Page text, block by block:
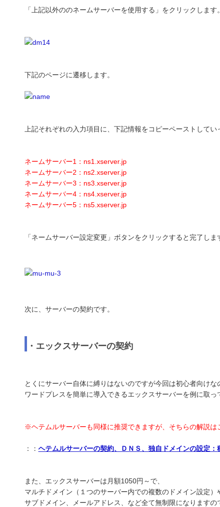
「上記以外ののネームサーバーを使用する」をクリックします
下記のページに遷移します。
上記それぞれの入力項目に、下記情報をコピーペーストして
ネームサーバー1：ns1.xserver.jp
ネームサーバー2：ns2.xserver.jp
ネームサーバー3：ns3.xserver.jp
ネームサーバー4：ns4.xserver.jp
ネームサーバー5：ns5.xserver.jp
「ネームサーバー設定変更」ボタンをクリックすると完了しま
次に、サーバーの契約です。
・エックスサーバーの契約
とくにサーバー自体に縛りはないのですが今回は初心者向けな
ワードプレスを簡単に導入できるエックスサーバーを例に取っ
※ヘテムルサーバーも同様に推奨できますが、そちらの解説は
：： ヘテムルサーバーの契約、ＤＮＳ、独自ドメインの設定
また、エックスサーバーは月額1050円～で、
マルチドメイン（１つのサーバー内での複数のドメイン設定）
サブドメイン、メールアドレス、など全て無制限になりますの